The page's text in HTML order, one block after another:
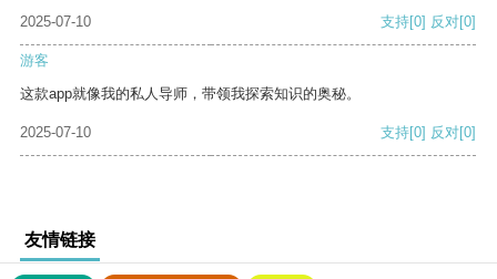
2025-07-10 支持[0] 反对[0]
游客
这款app就像我的私人导师，带领我探索知识的奥秘。
2025-07-10 支持[0] 反对[0]
友情链接